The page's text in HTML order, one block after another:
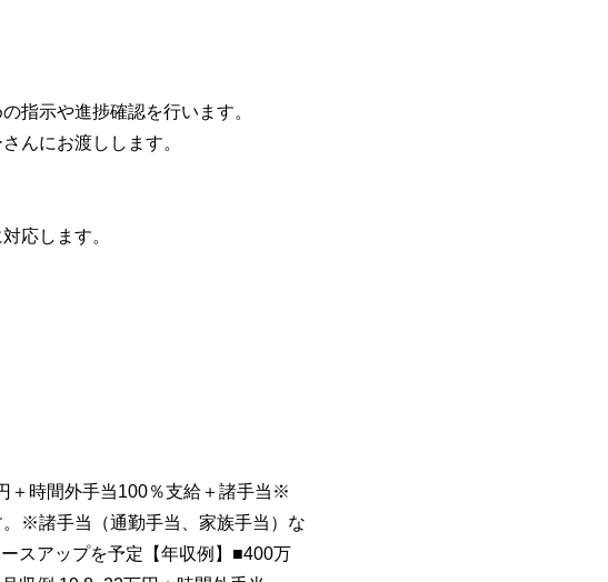
指示や進捗確認を行います。
んにお渡しします。
応します。
時間外手当100％支給＋諸手当※
※諸手当（通勤手当、家族手当）な
スアップを予定【年収例】■400万